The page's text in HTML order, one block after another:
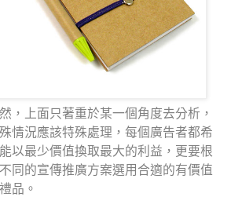
，上面只著重於某一個角度去分析，
情況應該特殊處理，每個廣告者都希
以最少價值換取最大的利益，更要根
同的宣傳推廣方案選用合適的有價值
品。